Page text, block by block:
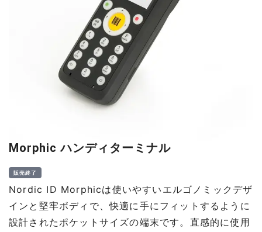
Morphic ハンディターミナル
販売終了
Nordic ID Morphicは使いやすいエルゴノミックデザ
インと堅牢ボディで、快適に手にフィットするように
設計されたポケットサイズの端末です。直感的に使用